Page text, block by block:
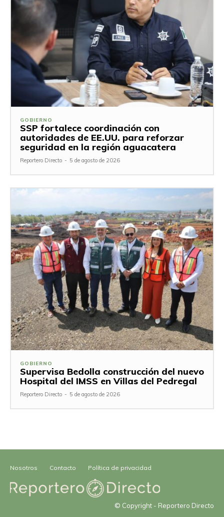
GOBIERNO
SSP fortalece coordinación con
autoridades de EE.UU. para reforzar
seguridad en la región aguacatera
Reportero Directo - 5 de agosto de 2026
GOBIERNO
Supervisa Bedolla construcción del nuevo
Hospital del IMSS en Villas del Pedregal
Reportero Directo - 5 de agosto de 2026
Nosotros Contacto Política de privacidad
© Copyright - Reportero Directo